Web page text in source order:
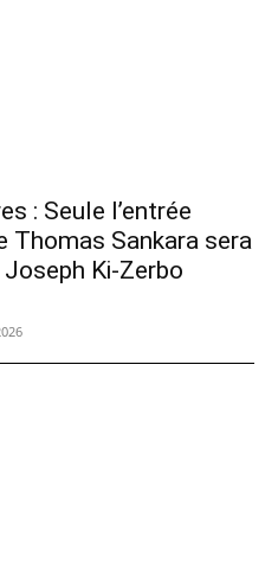
: Seule l’entrée
Thomas Sankara sera
Ki-Zerbo